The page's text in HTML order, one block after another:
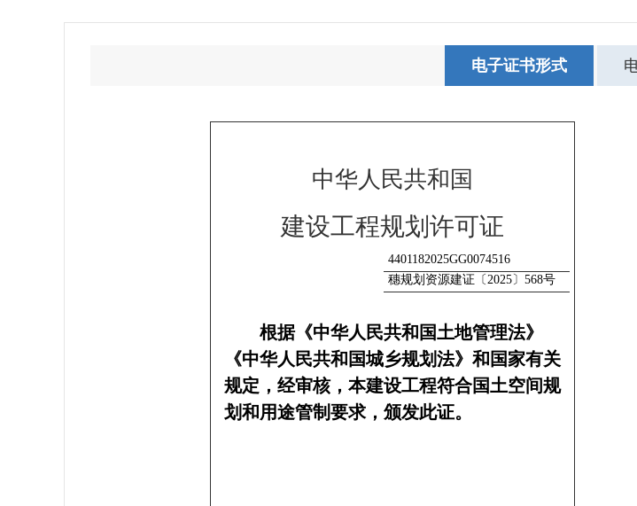
电子证书形式
中华人民共和国
建设工程规划许可证
根据《中华人民共和国土地管理法》
《中华人民共和国城乡规划法》和国家有关
规定，经审核，本建设工程符合国土空间规
划和用途管制要求，颁发此证。